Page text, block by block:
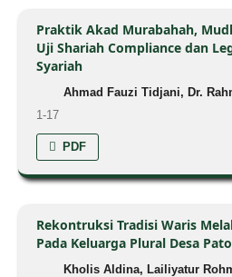
Praktik Akad Murabahah,
Uji Shariah Compliance dan
Syariah
Ahmad Fauzi Tidjani, Dr.
1-17
PDF
Rekontruksi Tradisi Waris
Pada Keluarga Plural Desa
Kholis Aldina, Lailiyatur